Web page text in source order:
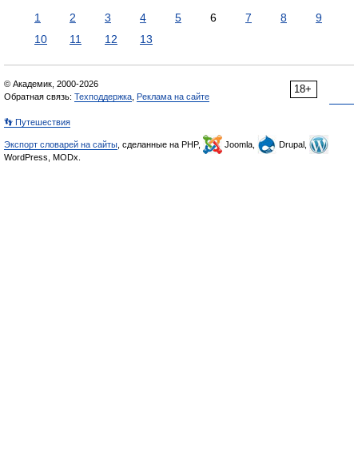
1 2 3 4 5 6 7 8
9
10
11 12 13
18+
© Академик, 2000-2026
Обратная связь: Техподдержка Реклама на сайте
👣 Путешествия
Экспорт словарей на сайты , сделанные на PHP, Joomla,
Drupal,
WordPress, MODx.